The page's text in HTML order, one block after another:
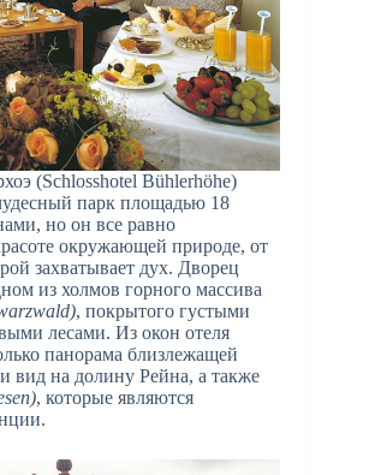
(Schlosshotel Bühlerhöhe)
парк площадью 18
но он все равно
окружающей природе, от
захватывает дух. Дворец
из холмов горного массива
, покрытого густыми
лесами. Из окон отеля
панорама близлежащей
вид на долину Рейна, а также
, которые являются